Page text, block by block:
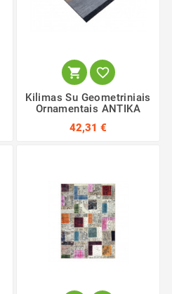
 
Kilimas Su Geometriniais
Ornamentais ANTIKA
42,31 €